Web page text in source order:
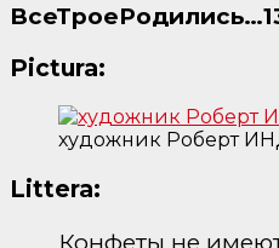
Pictura:
художник Роберт
Littera:
Конфеты не